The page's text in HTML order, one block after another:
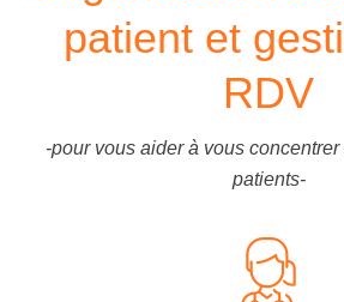
patient et
RDV
-pour vous aider à vous
patients-